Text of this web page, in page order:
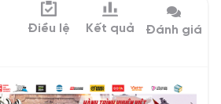
Điều lệ Kết quả Đánh giá